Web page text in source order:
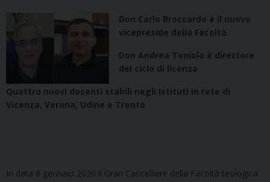
Don Carlo Broccardo è il nuovo
vicepreside della Facoltà
Don Andrea Toniolo è direttore
del ciclo di licenza
Quattro nuovi docenti stabili negli Istituti in rete di
Vicenza, Verona, Udine e Trento
In data 8 gennaio 2020 il Gran Cancelliere della Facoltà teologica